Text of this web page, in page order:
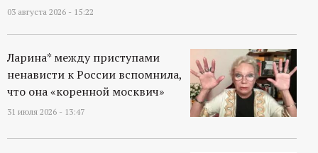
03 августа 2026 - 15:22
Ларина* между приступами
ненависти к России вспомнила,
что она «коренной москвич»
31 июля 2026 - 13:47